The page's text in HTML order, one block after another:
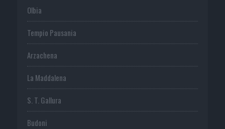
Olbia
Tempio Pausania
Arzachena
La Maddalena
S. T. Gallura
Budoni